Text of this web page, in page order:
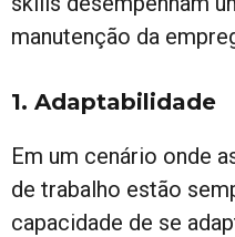
manutenção da
1. Adaptabilidade
Em um cenário onde
de trabalho estão
capacidade de se